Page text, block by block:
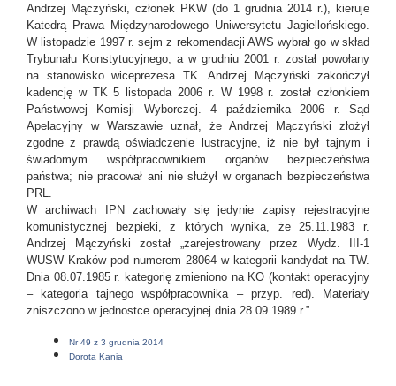
Andrzej Mączyński, członek PKW (do 1 grudnia 2014 r.), kieruje
Katedrą Prawa Międzynarodowego Uniwersytetu Jagiellońskiego.
W listopadzie 1997 r. sejm z rekomendacji AWS wybrał go w skład
Trybunału Konstytucyjnego, a w grudniu 2001 r. został powołany
na stanowisko wiceprezesa TK. Andrzej Mączyński zakończył
kadencję w TK 5 listopada 2006 r. W 1998 r. został członkiem
Państwowej Komisji Wyborczej. 4 października 2006 r. Sąd
Apelacyjny w Warszawie uznał, że Andrzej Mączyński złożył
zgodne z prawdą oświadczenie lustracyjne, iż nie był tajnym i
świadomym współpracownikiem organów bezpieczeństwa
państwa; nie pracował ani nie służył w organach bezpieczeństwa
PRL.
W archiwach IPN zachowały się jedynie zapisy rejestracyjne
komunistycznej bezpieki, z których wynika, że 25.11.1983 r.
Andrzej Mączyński został „zarejestrowany przez Wydz. III-1
WUSW Kraków pod numerem 28064 w kategorii kandydat na TW.
Dnia 08.07.1985 r. kategorię zmieniono na KO (kontakt operacyjny
– kategoria tajnego współpracownika – przyp. red). Materiały
zniszczono w jednostce operacyjnej dnia 28.09.1989 r.”.
Nr 49 z 3 grudnia 2014
Dorota Kania